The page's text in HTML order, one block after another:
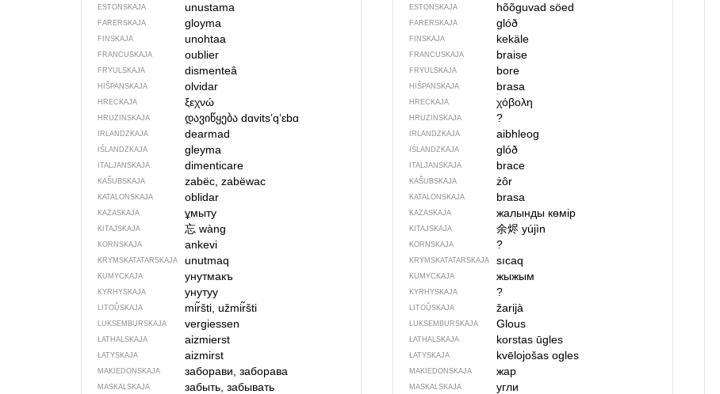
ESTONSKAJA unustama
FARERSKAJA gloyma
FINSKAJA unohtaa
FRANCUSKAJA oublier
FRYULSKAJA dismenteâ
HIŠPANSKAJA olvidar
HRECKAJA ξεχνώ
HRUZINSKAJA დავიწყება dɑvitsʼqʼɛbɑ
IRLANDZKAJA dearmad
IŚLANDZKAJA gleyma
ITALJANSKAJA dimenticare
KAŠUBSKAJA zabëc, zabëwac
KATALONSKAJA oblidar
KAZASKAJA ұмыту
KITAJSKAJA 忘 wàng
KORNSKAJA ankevi
KRYMSKA­TATARSKAJA unutmaq
KUMYCKAJA унутмакъ
KYRHYSKAJA унутуу
LITOŬSKAJA mir̃šti, užmir̃šti
LUKSEMBURSKAJA vergiessen
ŁATHALSKAJA aizmierst
ŁATYSKAJA aizmirst
MAKIEDONSKAJA заборави, заборава
MASKALSKAJA забыть, забывать
ESTONSKAJA hõõguvad söed
FARERSKAJA glóð
FINSKAJA kekäle
FRANCUSKAJA braise
FRYULSKAJA bore
HIŠPANSKAJA brasa
HRECKAJA χόβολη
HRUZINSKAJA ?
IRLANDZKAJA aibhleog
IŚLANDZKAJA glóð
ITALJANSKAJA brace
KAŠUBSKAJA żôr
KATALONSKAJA brasa
KAZASKAJA жалынды көмір
KITAJSKAJA 余烬 yújìn
KORNSKAJA ?
KRYMSKA­TATARSKAJA sıcaq
KUMYCKAJA жыжым
KYRHYSKAJA ?
LITOŬSKAJA žarijà
LUKSEMBURSKAJA Glous
ŁATHALSKAJA korstas ūgles
ŁATYSKAJA kvēlojošas ogles
MAKIEDONSKAJA жар
MASKALSKAJA угли